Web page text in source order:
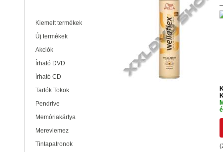
Kiemelt termékek
Új termékek
Akciók
Írható DVD
Írható CD
Tartók Tokok
Pendrive
Memóriakártya
Merevlemez
Tintapatronok